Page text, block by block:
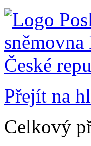
Přejít na
Celkový